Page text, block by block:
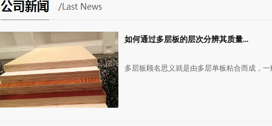
多层板
如何通过多层板的层次分辨其质量...
多层板顾名思义就是由多层单板粘合而成，